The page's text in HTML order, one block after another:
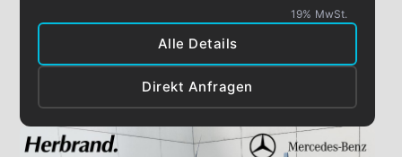
Alle Details
Direkt Anfragen
19% MwSt.